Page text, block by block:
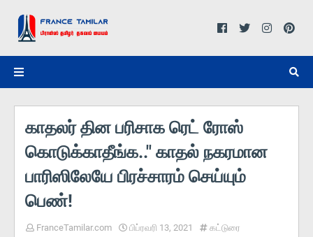
காதலர் தின பரிசாக ரெட் ரோஸ்
கொடுக்காதீங்க.." காதல் நகரமான
பாரிஸிலேயே பிரச்சாரம் செய்யும்
பெண்!
FranceTamilar.com பிப்ரவரி 13, 2021 கட்டுரை